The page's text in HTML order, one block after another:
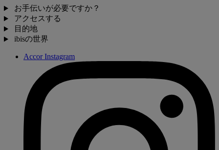
お手伝いが必要ですか？
アクセスする
目的地
ibisの世界
Accor Instagram